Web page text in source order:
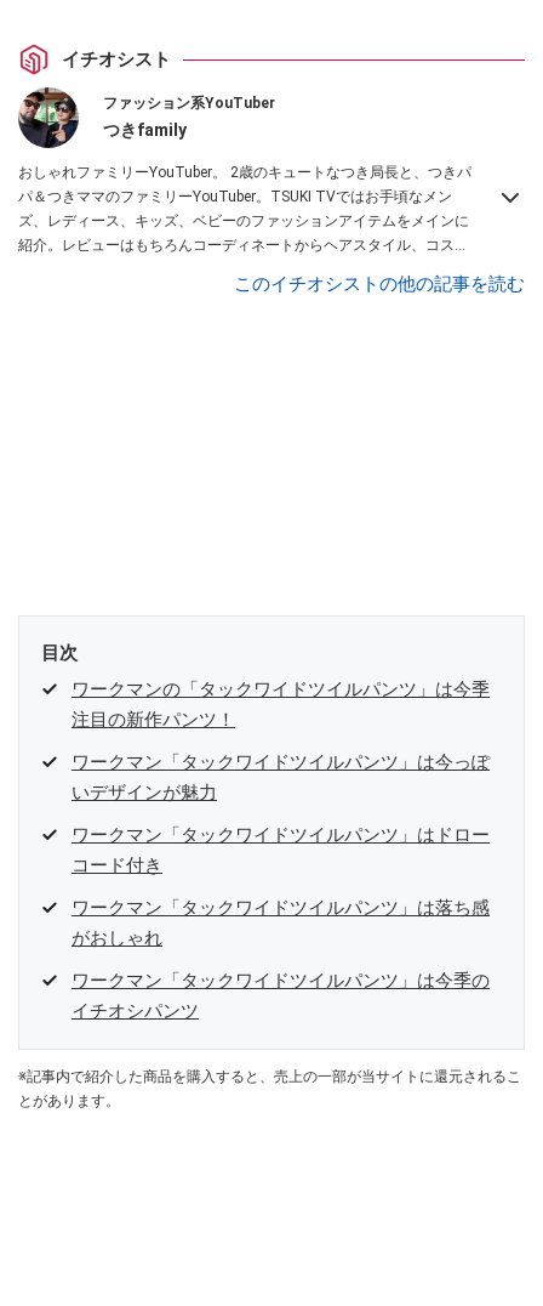
イチオシスト
ファッション系YouTuber
つきfamily
おしゃれファミリーYouTuber。 2歳のキュートなつき局長と、つきパ
パ＆つきママのファミリーYouTuber。TSUKI TVではお手頃なメン
ズ、レディース、キッズ、ベビーのファッションアイテムをメインに
紹介。レビューはもちろんコーディネートからヘアスタイル、コスメ
このイチオシストの他の記事を読む
目次
ワークマンの「タックワイドツイルパンツ」は今季
注目の新作パンツ！
ワークマン「タックワイドツイルパンツ」は今っぽ
いデザインが魅力
ワークマン「タックワイドツイルパンツ」はドロー
コード付き
ワークマン「タックワイドツイルパンツ」は落ち感
がおしゃれ
ワークマン「タックワイドツイルパンツ」は今季の
イチオシパンツ
※記事内で紹介した商品を購入すると、売上の一部が当サイトに還元されるこ
とがあります。